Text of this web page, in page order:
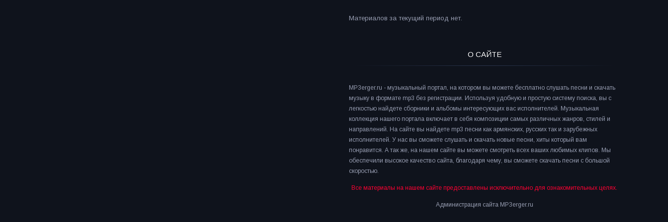
Материалов за текущий период нет.
О САЙТЕ
MP3erger.ru - музыкальный портал, на котором вы можете бесплатно слушать песни и скачать
музыку в формате mp3 без регистрации. Используя удобную и простую систему поиска, вы с
легкостью найдете сборники и альбомы интересующих вас исполнителей. Музыкальная
коллекция нашего портала включает в себя композиции самых различных жанров, стилей и
направлений. На сайте вы найдете mp3 песни как армянских, русских так и зарубежных
исполнителей. У нас вы сможете слушать и скачать новые песни, хиты который вам
понравится. А так же, на нашем сайте вы можете смотреть всех ваших любимых клипов. Мы
обеспечили высокое качество сайта, благодаря чему, вы сможете скачать песни с большой
скоростью.
Все материалы на нашем сайте предоставлены исключительно для ознакомительных целях.
Администрация сайта MP3erger.ru